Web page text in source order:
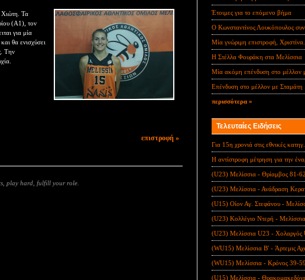
Χιώτη. Τα
(Α1), τον
για μία
θα ενισχύσει
Την
επιστροφή »
play hard, fulfill your role.
Έτοιμες για το επόμενο βήμα
Ο Κωνσταντίνος Λουκόπουλος
Μία γνώριμη επιστροφή, Χριστίνα...
Η Στέλλα Φουράκη στα Μελίσσια
Μία ακόμη επένδυση στο μέλλον
Επένδυση στο μέλλον με Σταμάτη
περισσότερα »
Τελευταίες Ειδήσεις
Για 15η χρονιά στις εθνικές κατηγ...
Η αντίστροφη μέτρηση για την
(U23) Μελίσσια - Θρίαμβος 81-62
(U23) Μελίσσια - Ανάδραση
(U15) Οίον Αγ. Στεφάνου -
(U23) Κολλέγιο Ντερή - Μελίσσια
(U23) Μελίσσια U23 - Χολαργός
(WU15) Μελίσσια B' - Άρτεμις
(WU15) Μελίσσια - Κρόνος 39-59
(U15) Μελίσσια -